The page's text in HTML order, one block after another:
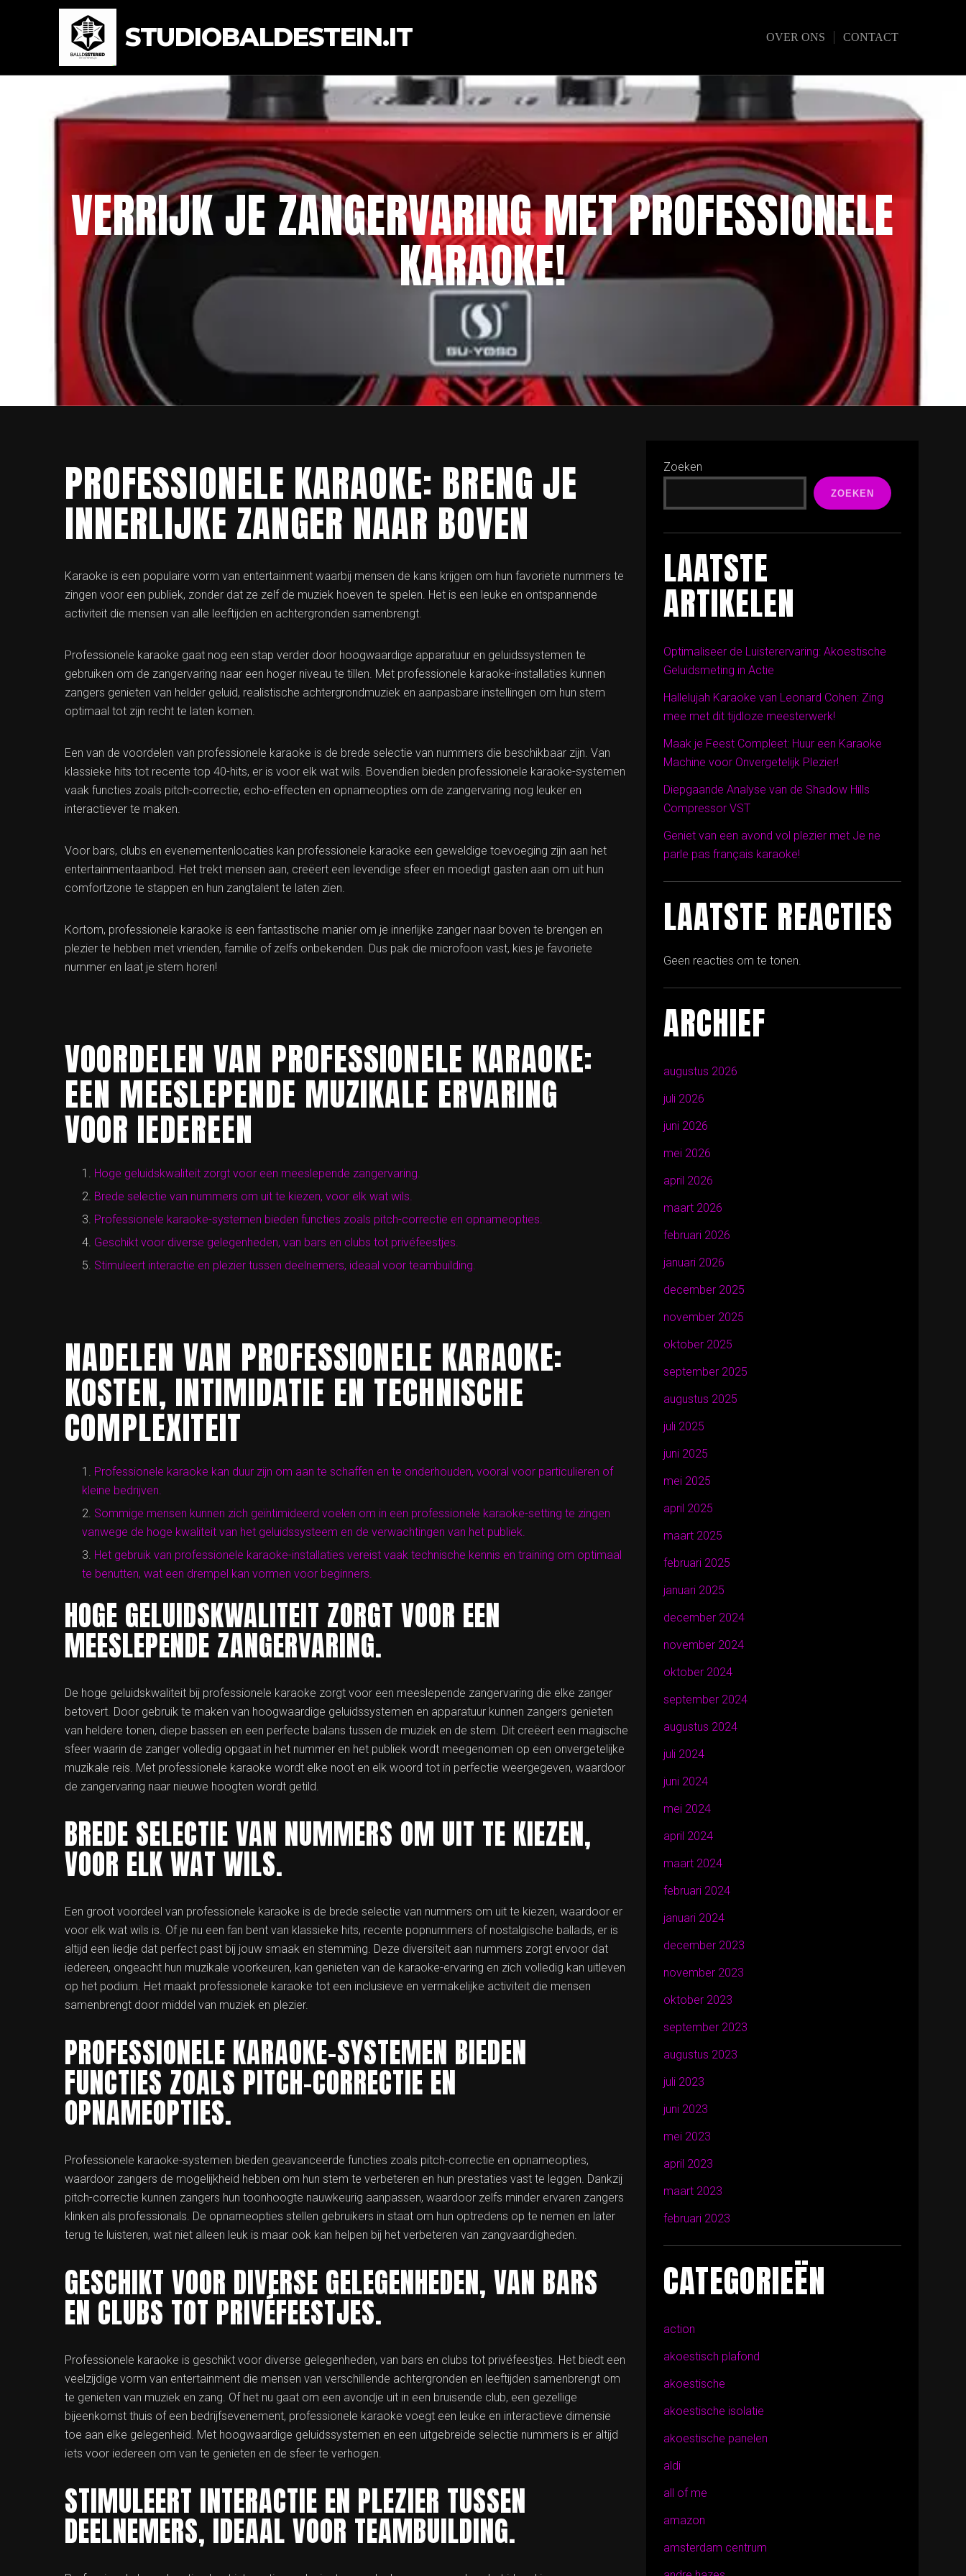
STUDIOBALDESTEIN.IT OVER ONS CONTACT
VERRIJK JE ZANGERVARING MET PROFESSIONELE
KARAOKE!
PROFESSIONELE KARAOKE: BRENG JE
INNERLIJKE ZANGER NAAR BOVEN
Karaoke is een populaire vorm van entertainment waarbij mensen de kans krijgen om hun favoriete nummers te
zingen voor een publiek, zonder dat ze zelf de muziek hoeven te spelen. Het is een leuke en ontspannende
activiteit die mensen van alle leeftijden en achtergronden samenbrengt.
Professionele karaoke gaat nog een stap verder door hoogwaardige apparatuur en geluidssystemen te
gebruiken om de zangervaring naar een hoger niveau te tillen. Met professionele karaoke-installaties kunnen
zangers genieten van helder geluid, realistische achtergrondmuziek en aanpasbare instellingen om hun stem
optimaal tot zijn recht te laten komen.
Een van de voordelen van professionele karaoke is de brede selectie van nummers die beschikbaar zijn. Van
klassieke hits tot recente top 40-hits, er is voor elk wat wils. Bovendien bieden professionele karaoke-systemen
vaak functies zoals pitch-correctie, echo-effecten en opnameopties om de zangervaring nog leuker en
interactiever te maken.
Voor bars, clubs en evenementenlocaties kan professionele karaoke een geweldige toevoeging zijn aan het
entertainmentaanbod. Het trekt mensen aan, creëert een levendige sfeer en moedigt gasten aan om uit hun
comfortzone te stappen en hun zangtalent te laten zien.
Kortom, professionele karaoke is een fantastische manier om je innerlijke zanger naar boven te brengen en
plezier te hebben met vrienden, familie of zelfs onbekenden. Dus pak die microfoon vast, kies je favoriete
nummer en laat je stem horen!
VOORDELEN VAN PROFESSIONELE KARAOKE:
EEN MEESLEPENDE MUZIKALE ERVARING
VOOR IEDEREEN
Hoge geluidskwaliteit zorgt voor een meeslepende zangervaring.
Brede selectie van nummers om uit te kiezen, voor elk wat wils.
Professionele karaoke-systemen bieden functies zoals pitch-correctie en opnameopties.
Geschikt voor diverse gelegenheden, van bars en clubs tot privéfeestjes.
Stimuleert interactie en plezier tussen deelnemers, ideaal voor teambuilding.
NADELEN VAN PROFESSIONELE KARAOKE:
KOSTEN, INTIMIDATIE EN TECHNISCHE
COMPLEXITEIT
Professionele karaoke kan duur zijn om aan te schaffen en te onderhouden, vooral voor particulieren of
kleine bedrijven.
Sommige mensen kunnen zich geïntimideerd voelen om in een professionele karaoke-setting te zingen
vanwege de hoge kwaliteit van het geluidssysteem en de verwachtingen van het publiek.
Het gebruik van professionele karaoke-installaties vereist vaak technische kennis en training om optimaal
te benutten, wat een drempel kan vormen voor beginners.
HOGE GELUIDSKWALITEIT ZORGT VOOR EEN
MEESLEPENDE ZANGERVARING.
De hoge geluidskwaliteit bij professionele karaoke zorgt voor een meeslepende zangervaring die elke zanger
betovert. Door gebruik te maken van hoogwaardige geluidssystemen en apparatuur kunnen zangers genieten
van heldere tonen, diepe bassen en een perfecte balans tussen de muziek en de stem. Dit creëert een magische
sfeer waarin de zanger volledig opgaat in het nummer en het publiek wordt meegenomen op een onvergetelijke
muzikale reis. Met professionele karaoke wordt elke noot en elk woord tot in perfectie weergegeven, waardoor
de zangervaring naar nieuwe hoogten wordt getild.
BREDE SELECTIE VAN NUMMERS OM UIT TE KIEZEN,
VOOR ELK WAT WILS.
Een groot voordeel van professionele karaoke is de brede selectie van nummers om uit te kiezen, waardoor er
voor elk wat wils is. Of je nu een fan bent van klassieke hits, recente popnummers of nostalgische ballads, er is
altijd een liedje dat perfect past bij jouw smaak en stemming. Deze diversiteit aan nummers zorgt ervoor dat
iedereen, ongeacht hun muzikale voorkeuren, kan genieten van de karaoke-ervaring en zich volledig kan uitleven
op het podium. Het maakt professionele karaoke tot een inclusieve en vermakelijke activiteit die mensen
samenbrengt door middel van muziek en plezier.
PROFESSIONELE KARAOKE-SYSTEMEN BIEDEN
FUNCTIES ZOALS PITCH-CORRECTIE EN
OPNAMEOPTIES.
Professionele karaoke-systemen bieden geavanceerde functies zoals pitch-correctie en opnameopties,
waardoor zangers de mogelijkheid hebben om hun stem te verbeteren en hun prestaties vast te leggen. Dankzij
pitch-correctie kunnen zangers hun toonhoogte nauwkeurig aanpassen, waardoor zelfs minder ervaren zangers
klinken als professionals. De opnameopties stellen gebruikers in staat om hun optredens op te nemen en later
terug te luisteren, wat niet alleen leuk is maar ook kan helpen bij het verbeteren van zangvaardigheden.
GESCHIKT VOOR DIVERSE GELEGENHEDEN, VAN BARS
EN CLUBS TOT PRIVÉFEESTJES.
Professionele karaoke is geschikt voor diverse gelegenheden, van bars en clubs tot privéfeestjes. Het biedt een
veelzijdige vorm van entertainment die mensen van verschillende achtergronden en leeftijden samenbrengt om
te genieten van muziek en zang. Of het nu gaat om een avondje uit in een bruisende club, een gezellige
bijeenkomst thuis of een bedrijfsevenement, professionele karaoke voegt een leuke en interactieve dimensie
toe aan elke gelegenheid. Met hoogwaardige geluidssystemen en een uitgebreide selectie nummers is er altijd
iets voor iedereen om van te genieten en de sfeer te verhogen.
STIMULEERT INTERACTIE EN PLEZIER TUSSEN
DEELNEMERS, IDEAAL VOOR TEAMBUILDING.
Zoeken
ZOEKEN
LAATSTE
ARTIKELEN
Optimaliseer de Luisterervaring: Akoestische
Geluidsmeting in Actie
Hallelujah Karaoke van Leonard Cohen: Zing
mee met dit tijdloze meesterwerk!
Maak je Feest Compleet: Huur een Karaoke
Machine voor Onvergetelijk Plezier!
Diepgaande Analyse van de Shadow Hills
Compressor VST
Geniet van een avond vol plezier met Je ne
parle pas français karaoke!
LAATSTE REACTIES
Geen reacties om te tonen.
ARCHIEF
augustus 2026
juli 2026
juni 2026
mei 2026
april 2026
maart 2026
februari 2026
januari 2026
december 2025
november 2025
oktober 2025
september 2025
augustus 2025
juli 2025
juni 2025
mei 2025
april 2025
maart 2025
februari 2025
januari 2025
december 2024
november 2024
oktober 2024
september 2024
augustus 2024
juli 2024
juni 2024
mei 2024
april 2024
maart 2024
februari 2024
januari 2024
december 2023
november 2023
oktober 2023
september 2023
augustus 2023
juli 2023
juni 2023
mei 2023
april 2023
maart 2023
februari 2023
CATEGORIEËN
action
akoestisch plafond
akoestische
akoestische isolatie
akoestische panelen
aldi
all of me
amazon
amsterdam centrum